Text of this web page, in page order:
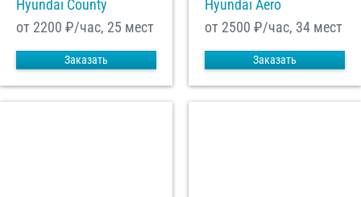
Hyundai County
от 2200 ₽/час, 25 мест
Заказать
Hyundai Aero
от 2500 ₽/час, 34 мест
Заказать
СПолитикой конфиденциальности
ознакомлен(а), даю согласие на
обработку моих Персональных данных